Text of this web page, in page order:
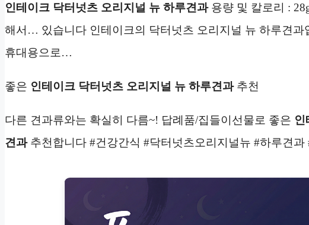
인테이크 닥터넛츠 오리지널 뉴 하루견과용량 및 칼로리 :
해서… 있습니다 인테이크의 닥터넛츠 오리지널 뉴 하루견과
휴대용으로…
좋은 인테이크 닥터넛츠 오리지널 뉴 하루견과추천
다른 견과류와는 확실히 다름~! 답례품/집들이선물로 좋은 인
견과추천합니다 #건강간식 #닥터넛츠오리지널뉴 #하루견과